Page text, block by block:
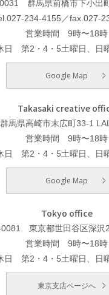
群馬県前橋市下小出
234-4155／fax.027-
営業時間 9時〜18時
日 第2・4・5土曜日、日
Google Map
Takasaki creative
馬県高崎市末広町33-1
営業時間 9時〜18時
日 第2・4・5土曜日、日
Google Map
Tokyo office
0081 東京都世田谷区深沢
営業時間 9時〜18時
日 第2・4・5土曜日、日
東京支店ページへ